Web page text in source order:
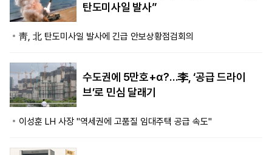
탄도미사일 발사”
靑, 北 탄도미사일 발사에 긴급 안보상황점검회의
수도권에 5만호+α?…李, ‘공급 드라이
브’로 민심 달래기
이성훈 LH 사장 "역세권에 고품질 임대주택 공급 속도"